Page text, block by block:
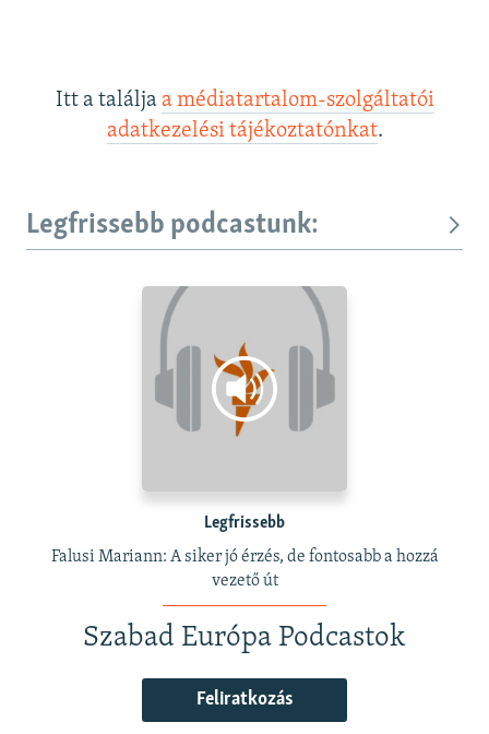
Itt a találja a médiatartalom-szolgáltatói
adatkezelési tájékoztatónkat.
Legfrissebb podcastunk:
Legfrissebb
Falusi Mariann: A siker jó érzés, de fontosabb a hozzá
vezető út
Szabad Európa Podcastok
Feliratkozás